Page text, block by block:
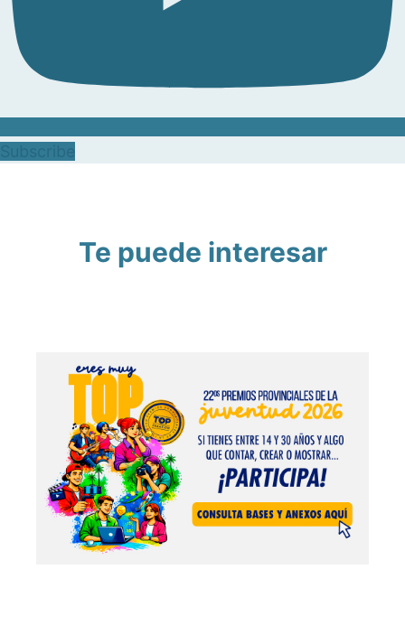
Te puede interesar